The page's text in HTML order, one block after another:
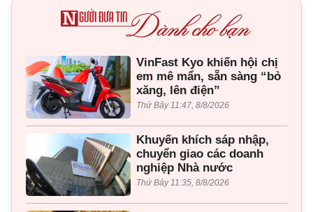
VinFast Kyo khiến hội chị
em mê mẩn, sẵn sàng “bỏ
xăng, lên điện”
Thứ Bảy 11:47, 8/8/2026
Khuyến khích sáp nhập,
chuyển giao các doanh
nghiệp Nhà nước
Thứ Bảy 11:35, 8/8/2026